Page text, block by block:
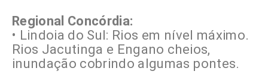
Regional Concórdia:
• Lindoia do Sul: Rios em nível máximo.
Rios Jacutinga e Engano cheios,
inundação cobrindo algumas pontes.